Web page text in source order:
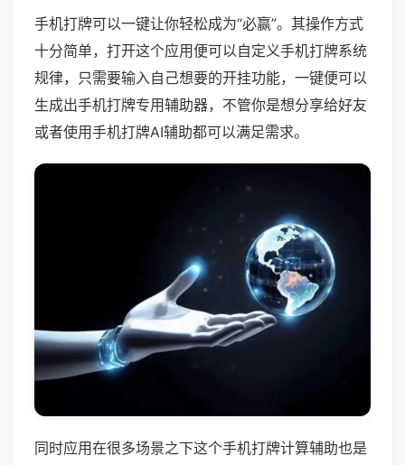
手机打牌可以一键让你轻松成为“必赢”。其操作方式
十分简单，打开这个应用便可以自定义手机打牌系统
规律，只需要输入自己想要的开挂功能，一键便可以
生成出手机打牌专用辅助器，不管你是想分享给好友
或者使用手机打牌AI辅助都可以满足需求。
同时应用在很多场景之下这个手机打牌计算辅助也是